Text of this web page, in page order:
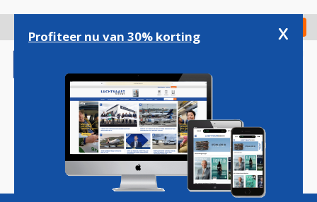
gaan
Check in
Magazine Podcasts Vacatures
Profiteer nu van 30% korting x